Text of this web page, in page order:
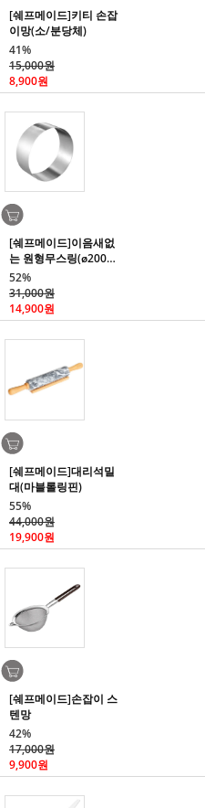
[쉐프메이드]키티 손잡
이망(소/분당체)
41%
15,000원
8,900원
[쉐프메이드]이음새없
는 원형무스링(ø200*8
0)
52%
31,000원
14,900원
[쉐프메이드]대리석밀
대(마블롤링핀)
55%
44,000원
19,900원
[쉐프메이드]손잡이 스
텐망
42%
17,000원
9,900원